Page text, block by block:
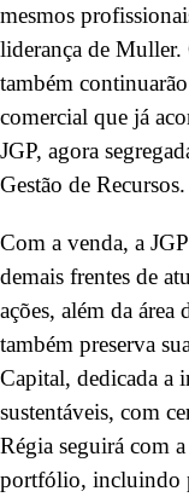
mesmos
liderança de Muller.
também
comercial que já
JGP, agora
Gestão de Recursos.
Com a venda, a
demais frentes de
ações, além da
também preserva
Capital, dedicada a
sustentáveis, com
Régia seguirá com
portfólio, incluindo